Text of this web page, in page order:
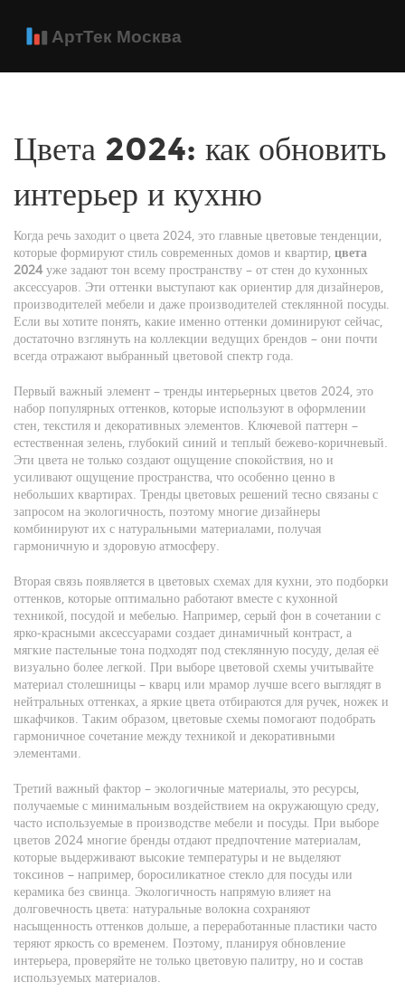
Цвета 2024: как обновить
интерьер и кухню
Когда речь заходит о цвета 2024, это главные цветовые тенденции,
которые формируют стиль современных домов и квартир, цвета
2024уже задают тон всему пространству – от стен до кухонных
аксессуаров. Эти оттенки выступают как ориентир для дизайнеров,
производителей мебели и даже производителей стеклянной посуды.
Если вы хотите понять, какие именно оттенки доминируют сейчас,
достаточно взглянуть на коллекции ведущих брендов – они почти
всегда отражают выбранный цветовой спектр года.
Первый важный элемент – тренды интерьерных цветов 2024, это
набор популярных оттенков, которые используют в оформлении
стен, текстиля и декоративных элементов. Ключевой паттерн –
естественная зелень, глубокий синий и теплый бежево‑коричневый.
Эти цвета не только создают ощущение спокойствия, но и
усиливают ощущение пространства, что особенно ценно в
небольших квартирах. Тренды цветовых решений тесно связаны с
запросом на экологичность, поэтому многие дизайнеры
комбинируют их с натуральными материалами, получая
гармоничную и здоровую атмосферу.
Вторая связь появляется в цветовых схемах для кухни, это подборки
оттенков, которые оптимально работают вместе с кухонной
техникой, посудой и мебелью. Например, серый фон в сочетании с
ярко‑красными аксессуарами создает динамичный контраст, а
мягкие пастельные тона подходят под стеклянную посуду, делая её
визуально более легкой. При выборе цветовой схемы учитывайте
материал столешницы – кварц или мрамор лучше всего выглядят в
нейтральных оттенках, а яркие цвета отбираются для ручек, ножек и
шкафчиков. Таким образом, цветовые схемы помогают подобрать
гармоничное сочетание между техникой и декоративными
элементами.
Третий важный фактор – экологичные материалы, это ресурсы,
получаемые с минимальным воздействием на окружающую среду,
часто используемые в производстве мебели и посуды. При выборе
цветов 2024 многие бренды отдают предпочтение материалам,
которые выдерживают высокие температуры и не выделяют
токсинов – например, боросиликатное стекло для посуды или
керамика без свинца. Экологичность напрямую влияет на
долговечность цвета: натуральные волокна сохраняют
насыщенность оттенков дольше, а переработанные пластики часто
теряют яркость со временем. Поэтому, планируя обновление
интерьера, проверяйте не только цветовую палитру, но и состав
используемых материалов.